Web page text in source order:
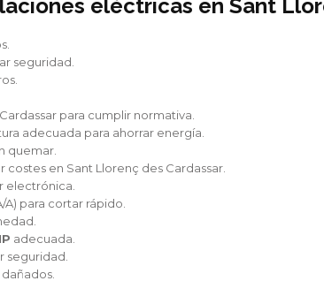
eléctricas en Sant
seguridad.
para cumplir normativa.
adecuada para ahorrar energía.
quemar.
en Sant Llorenç des Cardassar.
electrónica.
para cortar rápido.
adecuada.
seguridad.